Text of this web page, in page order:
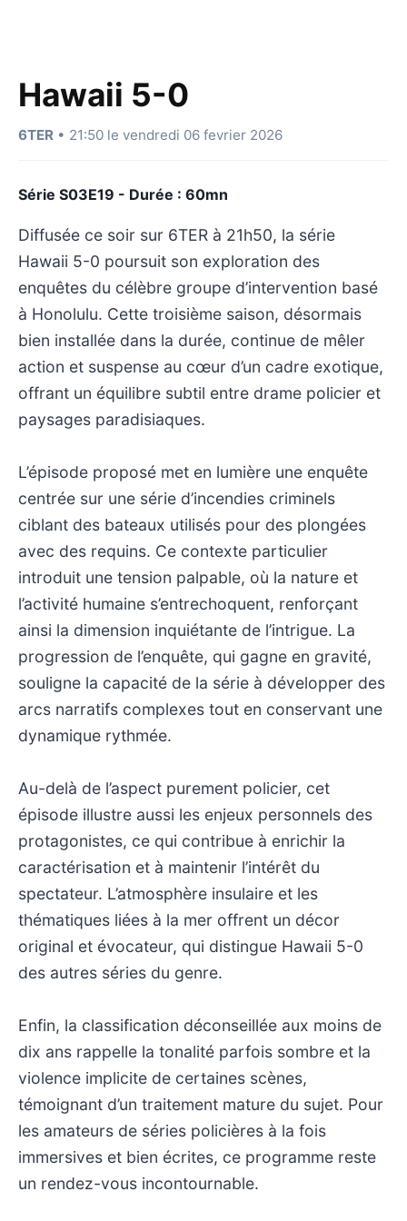
Hawaii 5-0
6TER • 21:50 le vendredi 06 fevrier 2026
Série S03E19 - Durée : 60mn
Diffusée ce soir sur 6TER à 21h50, la série
Hawaii 5-0 poursuit son exploration des
enquêtes du célèbre groupe d’intervention basé
à Honolulu. Cette troisième saison, désormais
bien installée dans la durée, continue de mêler
action et suspense au cœur d’un cadre exotique,
offrant un équilibre subtil entre drame policier et
paysages paradisiaques.
L’épisode proposé met en lumière une enquête
centrée sur une série d’incendies criminels
ciblant des bateaux utilisés pour des plongées
avec des requins. Ce contexte particulier
introduit une tension palpable, où la nature et
l’activité humaine s’entrechoquent, renforçant
ainsi la dimension inquiétante de l’intrigue. La
progression de l’enquête, qui gagne en gravité,
souligne la capacité de la série à développer des
arcs narratifs complexes tout en conservant une
dynamique rythmée.
Au-delà de l’aspect purement policier, cet
épisode illustre aussi les enjeux personnels des
protagonistes, ce qui contribue à enrichir la
caractérisation et à maintenir l’intérêt du
spectateur. L’atmosphère insulaire et les
thématiques liées à la mer offrent un décor
original et évocateur, qui distingue Hawaii 5-0
des autres séries du genre.
Enfin, la classification déconseillée aux moins de
dix ans rappelle la tonalité parfois sombre et la
violence implicite de certaines scènes,
témoignant d’un traitement mature du sujet. Pour
les amateurs de séries policières à la fois
immersives et bien écrites, ce programme reste
un rendez-vous incontournable.